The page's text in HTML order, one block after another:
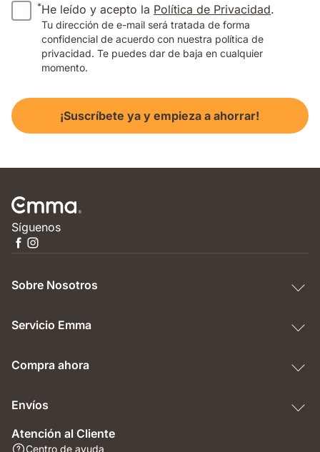
*He leído y acepto la Política de Privacidad.
Tu dirección de e-mail será tratada de forma
confidencial de acuerdo con nuestra política de
privacidad. Te puedes dar de baja en cualquier
momento.
¡Suscríbete ya y empieza a ahorrar!
Síguenos
Sobre Nosotros
Servicio Emma
Compra ahora
Envíos
Atención al Cliente
Centro de ayuda